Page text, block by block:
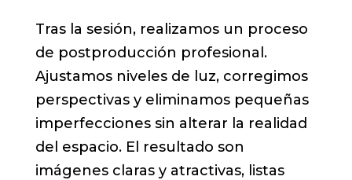
Tras la sesión, realizamos un proceso
de postproducción profesional.
Ajustamos niveles de luz, corregimos
perspectivas y eliminamos pequeñas
imperfecciones sin alterar la realidad
del espacio. El resultado son
imágenes claras y atractivas, listas